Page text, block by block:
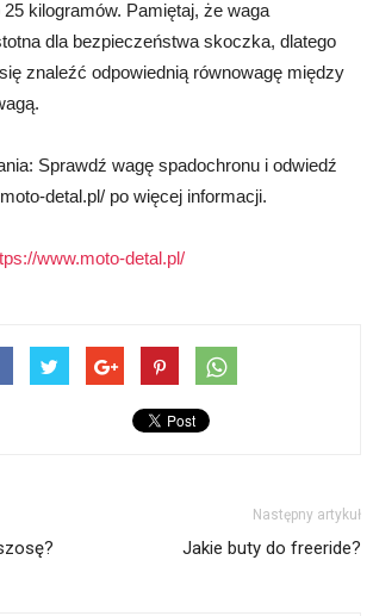
kilogramów. Pamiętaj, że waga
dla bezpieczeństwa skoczka, dlatego
znaleźć odpowiednią równowagę między
Sprawdź wagę spadochronu i odwiedź
detal.pl/ po więcej informacji.
www.moto-detal.pl/
Następny artykuł
Jakie buty do freeride?